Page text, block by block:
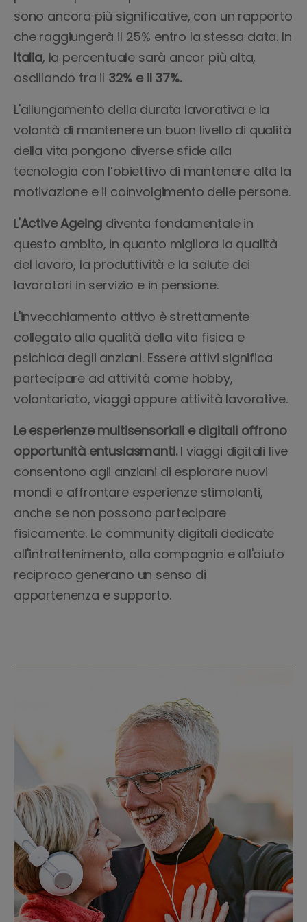
sono ancora più significative, con un rapporto
che raggiungerà il 25% entro la stessa data. In
Italia, la percentuale sarà ancor più alta,
oscillando tra il 32% e il 37%.
L'allungamento della durata lavorativa e la
volontà di mantenere un buon livello di qualità
della vita pongono diverse sfide alla
tecnologia con l’obiettivo di mantenere alta la
motivazione e il coinvolgimento delle persone.
L'Active Ageing diventa fondamentale in
questo ambito, in quanto migliora la qualità
del lavoro, la produttività e la salute dei
lavoratori in servizio e in pensione.
L'invecchiamento attivo è strettamente
collegato alla qualità della vita fisica e
psichica degli anziani. Essere attivi significa
partecipare ad attività come hobby,
volontariato, viaggi oppure attività lavorative.
Le esperienze multisensoriali e digitali offrono
opportunità entusiasmanti.I viaggi digitali live
consentono agli anziani di esplorare nuovi
mondi e affrontare esperienze stimolanti,
anche se non possono partecipare
fisicamente. Le community digitali dedicate
all'intrattenimento, alla compagnia e all'aiuto
reciproco generano un senso di
appartenenza e supporto.